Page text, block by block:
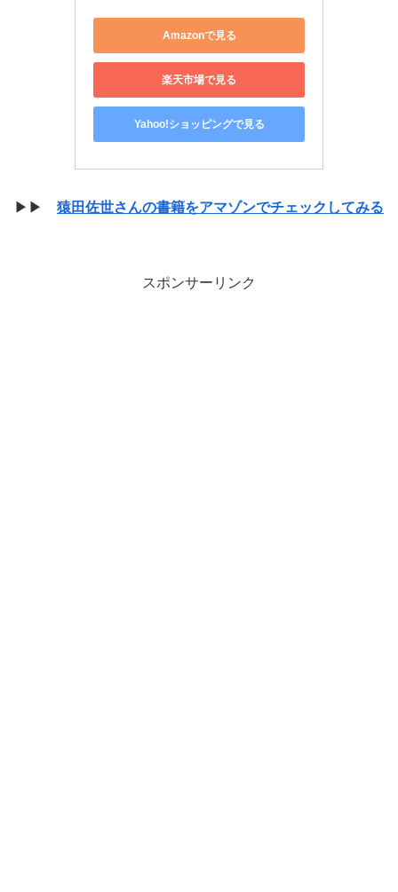
Amazonで見る
楽天市場で見る
Yahoo!ショッピングで見る
▶▶ 猿田佐世さんの書籍をアマゾンでチェックしてみる
スポンサーリンク